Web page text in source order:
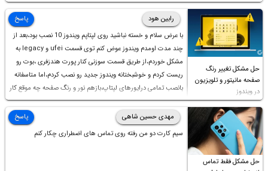
حل مشکل تغییر رنگ
صفحه مانیتور و تلویزیون
در ویندوز
رابین هود
با عرض سلام و خسته نباشید روی لپتاپم ویندوز 10 نصب بود،بعد از
چند مدت اومدم ویندوز عوض کنم توی قسمت ufei و legacy به
مشکل خوردم،از طریق قسمت سوزنی کنار پورت هندزفری ،بوت رو
ریست کردم و خوشبختانه ویندوز جدید رو نصب کردم،اما متاسفانه
بانصب تمامی درایورهای لپتاپ،بازهم نور و رنگ صفحه چه موقع کار
چه موقع پخش فیلم مثل سابق نیست(نور زیاده و بی کیفیت)،با
ابدیت کردن کارت گرافیک،کالیبره کردن و غیره هم نور و رنگ درست
نشد (انگار تصویر ماته)، خواهشمند است راهنمایی فرمایید باتشکر
پاسخ
حل مشکل فقط تماس
مهدی حسین شاهی
سیم کارت دو من رفته روی تماس های اضطراری چکار کنم
پاسخ